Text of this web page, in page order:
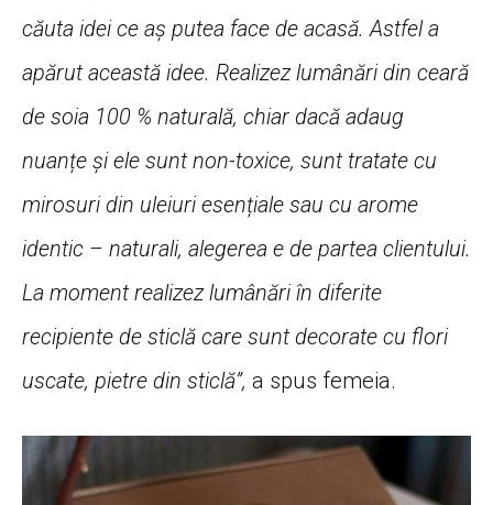
căuta idei ce aș putea face de acasă. Astfel a
apărut această idee. Realizez lumânări din ceară
de soia 100 % naturală, chiar dacă adaug
nuanțe și ele sunt non-toxice, sunt tratate cu
mirosuri din uleiuri esențiale sau cu arome
identic – naturali, alegerea e de partea clientului.
La moment realizez lumânări în diferite
recipiente de sticlă care sunt decorate cu flori
uscate, pietre din sticlă”, a spus femeia.